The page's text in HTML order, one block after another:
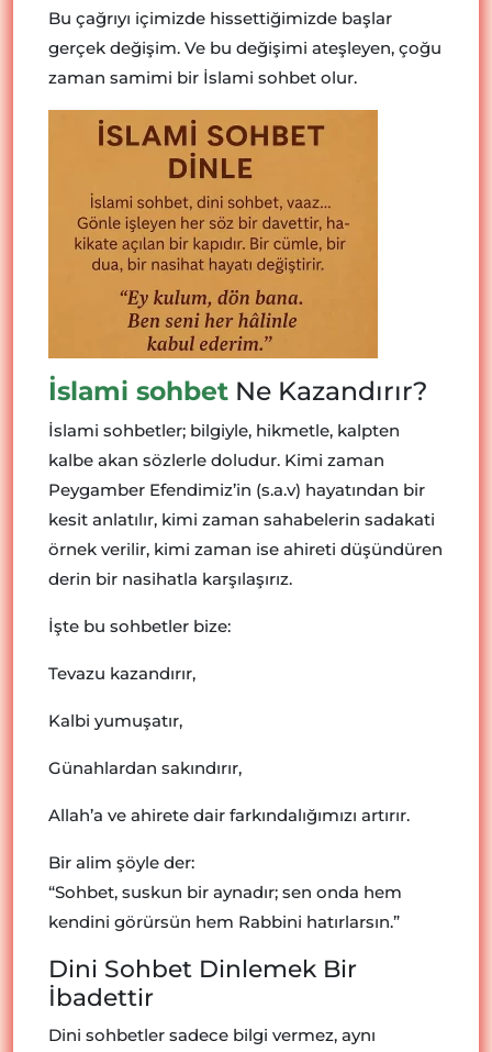
Bu çağrıyı içimizde hissettiğimizde başlar
gerçek değişim. Ve bu değişimi ateşleyen, çoğu
zaman samimi bir İslami sohbet olur.
İslami sohbet Ne Kazandırır?
İslami sohbetler; bilgiyle, hikmetle, kalpten
kalbe akan sözlerle doludur. Kimi zaman
Peygamber Efendimiz’in (s.a.v) hayatından bir
kesit anlatılır, kimi zaman sahabelerin sadakati
örnek verilir, kimi zaman ise ahireti düşündüren
derin bir nasihatla karşılaşırız.
İşte bu sohbetler bize:
Tevazu kazandırır,
Kalbi yumuşatır,
Günahlardan sakındırır,
Allah’a ve ahirete dair farkındalığımızı artırır.
Bir alim şöyle der:
“Sohbet, suskun bir aynadır; sen onda hem
kendini görürsün hem Rabbini hatırlarsın.”
Dini Sohbet Dinlemek Bir
İbadettir
Dini sohbetler sadece bilgi vermez, aynı